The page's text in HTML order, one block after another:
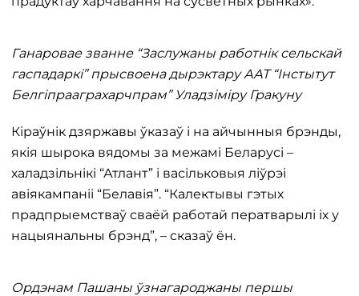
Ганаровае званне “Заслужаны работнік сельскай
гаспадаркі” прысвоена дырэктару ААТ “Інстытут
Белгіпрааграхарчпрам” Уладзіміру Гракуну
Кіраўнік дзяржавы ўказаў і на айчынныя брэнды,
якія шырока вядомы за межамі Беларусі –
халадзільнікі “Атлант” і васільковыя ліўрэі
авіякампаніі “Белавія”. “Калектывы гэтых
прадпрыемстваў сваёй работай ператварылі іх у
нацыянальны брэнд”, – сказаў ён.
Ордэнам Пашаны ўзнагароджаны першы